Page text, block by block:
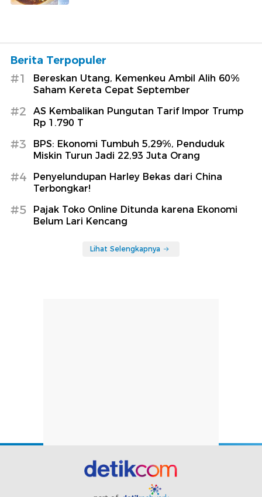
Berita Terpopuler
#1
Bereskan Utang, Kemenkeu Ambil Alih 60%
Saham Kereta Cepat September
#2
AS Kembalikan Pungutan Tarif Impor Trump
Rp 1.790 T
#3
BPS: Ekonomi Tumbuh 5,29%, Penduduk
Miskin Turun Jadi 22,93 Juta Orang
#4
Penyelundupan Harley Bekas dari China
Terbongkar!
#5
Pajak Toko Online Ditunda karena Ekonomi
Belum Lari Kencang
Lihat Selengkapnya